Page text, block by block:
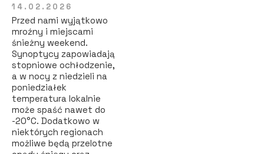
14.02.2026
Przed nami wyjątkowo
mroźny i miejscami
śnieżny weekend.
Synoptycy zapowiadają
stopniowe ochłodzenie,
a w nocy z niedzieli na
poniedziałek
temperatura lokalnie
może spaść nawet do
-20°C. Dodatkowo w
niektórych regionach
możliwe będą przelotne